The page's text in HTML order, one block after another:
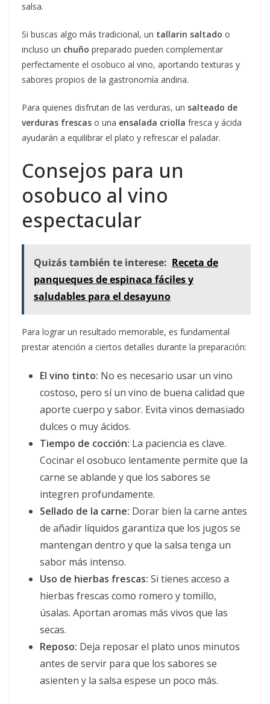
salsa.
Si buscas algo más tradicional, un tallarin saltado o
incluso un chuño preparado pueden complementar
perfectamente el osobuco al vino, aportando texturas y
sabores propios de la gastronomía andina.
Para quienes disfrutan de las verduras, un salteado de
verduras frescas o una ensalada criolla fresca y ácida
ayudarán a equilibrar el plato y refrescar el paladar.
Consejos para un
osobuco al vino
espectacular
Quizás también te interese: Receta de
panqueques de espinaca fáciles y
saludables para el desayuno
Para lograr un resultado memorable, es fundamental
prestar atención a ciertos detalles durante la preparación:
El vino tinto: No es necesario usar un vino
costoso, pero sí un vino de buena calidad que
aporte cuerpo y sabor. Evita vinos demasiado
dulces o muy ácidos.
Tiempo de cocción: La paciencia es clave.
Cocinar el osobuco lentamente permite que la
carne se ablande y que los sabores se
integren profundamente.
Sellado de la carne: Dorar bien la carne antes
de añadir líquidos garantiza que los jugos se
mantengan dentro y que la salsa tenga un
sabor más intenso.
Uso de hierbas frescas: Si tienes acceso a
hierbas frescas como romero y tomillo,
úsalas. Aportan aromas más vivos que las
secas.
Reposo: Deja reposar el plato unos minutos
antes de servir para que los sabores se
asienten y la salsa espese un poco más.